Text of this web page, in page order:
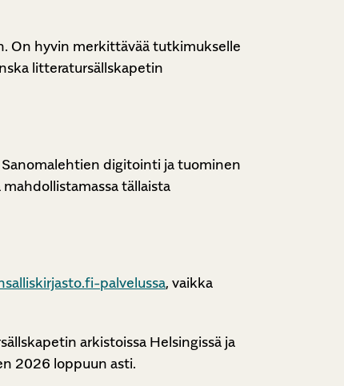
On hyvin merkittävää tutkimukselle
litteratursällskapetin
digitointi ja tuominen
tällaista
palvelussa, vaikka
arkistoissa Helsingissä ja
2026 loppuun asti.